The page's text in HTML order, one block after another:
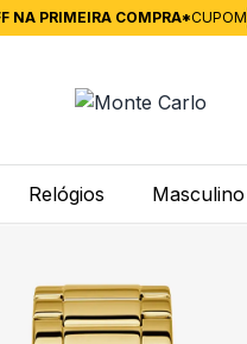
NA PRIMEIRA COMPRA*CUPOM
Relógios Masculino